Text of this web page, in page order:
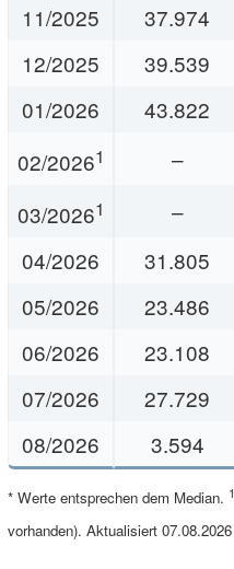
11/2025
37.974
12/2025
39.539
01/2026
43.822
02/20261 –
03/20261 –
04/2026
31.805
05/2026
23.486
06/2026
23.108
07/2026
27.729
08/2026
3.594
* Werte entsprechen dem Median. 1
vorhanden). Aktualisiert 07.08.2026